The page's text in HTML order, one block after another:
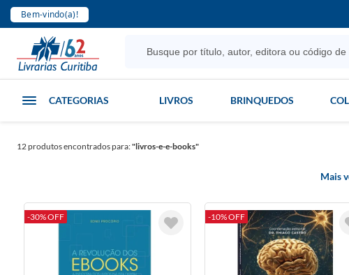
Bem-vindo(a)!
CATEGORIAS LIVROS BRINQUEDOS
12produtos encontrados para:"livros-e-e-books"
Mais
-30% OFF -10% OFF